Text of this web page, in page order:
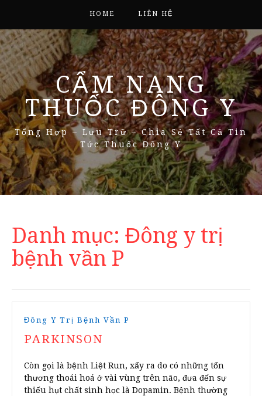
HOME LIÊN HỆ
CẨM NANG
THUỐC ĐÔNG Y
Tổng Hợp – Lưu Trữ – Chia Sẻ Tất Cả Tin
Tức Thuốc Đông Y
Danh mục: Đông y trị
bệnh vần P
Đông Y Trị Bệnh Vần P
PARKINSON
Còn gọi là bệnh Liệt Run, xẩy ra do có những tổn
thương thoái hoá ở vài vùng trên não, đưa đến sự
thiếu hụt chất sinh học là Dopamin. Bệnh thường